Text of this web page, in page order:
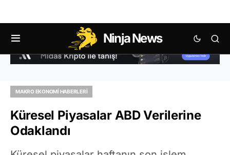
Ninja News
MAKRO EKONOMI HABERLERI
Küresel Piyasalar ABD Verilerine
Odaklandı